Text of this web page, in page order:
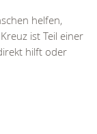
helfen,
ist Teil einer
hilft oder